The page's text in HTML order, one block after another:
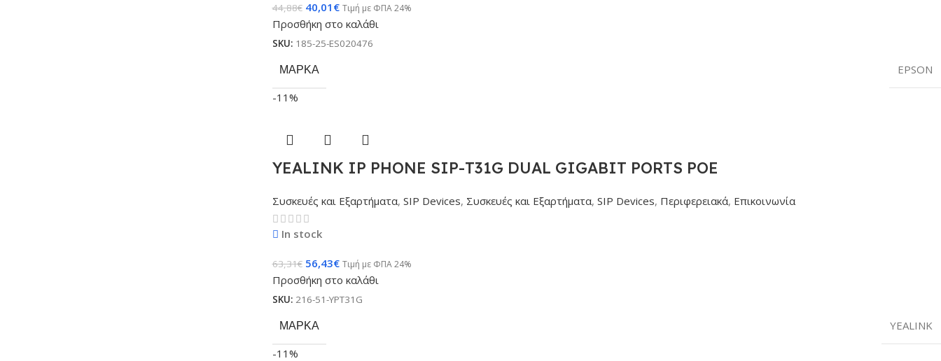
44,88€ 40,01 € Τιμή με ΦΠΑ 24%
Προσθήκη στο καλάθι
SKU: 185-25-ES020476
ΜΆΡΚΑ
EPSON
-11%
YEALINK IP PHONE SIP-T31G DUAL GIGABIT PORTS POE
Συσκευές και Εξαρτήματα, SIP Devices, Συσκευές και Εξαρτήματα, SIP Devices, Περιφερειακά, Επικοινωνία
In stock
63,31€ 56,43€ Τιμή με ΦΠΑ 24%
Προσθήκη στο καλάθι
SKU: 216-51-YPT31G
ΜΆΡΚΑ
YEALINK
-11%